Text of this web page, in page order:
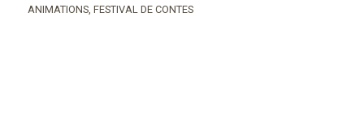
ANIMATIONS, FESTIVAL DE CONTES